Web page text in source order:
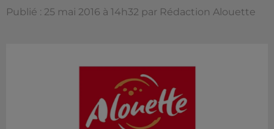
Publié : 25 mai 2016 à 14h32 par Rédaction Alouette